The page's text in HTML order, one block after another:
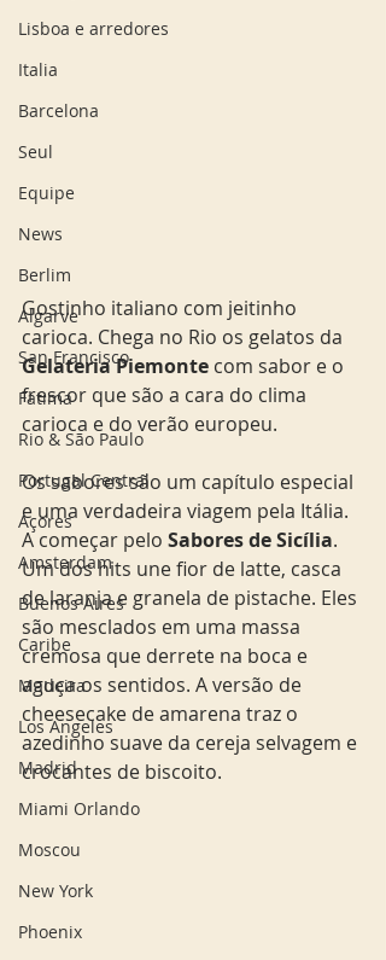
Lisboa e arredores
Italia
Barcelona
Seul
Equipe
News
Berlim
Algarve
San Francisco
Fatima
Rio & São Paulo
Portugal Central
Açores
Amsterdam
Buenos Aires
Caribe
Madeira
Los Angeles
Madrid
Miami Orlando
Moscou
New York
Phoenix
Gostinho italiano com jeitinho
carioca. Chega no Rio os gelatos da
Gelateria Piemonte com sabor e o
frescor que são a cara do clima
carioca e do verão europeu.
Os sabores são um capítulo especial
e uma verdadeira viagem pela Itália.
A começar pelo Sabores de Sicília.
Um dos hits une fior de latte, casca
de laranja e granela de pistache. Eles
são mesclados em uma massa
cremosa que derrete na boca e
aguça os sentidos. A versão de
cheesecake de amarena traz o
azedinho suave da cereja selvagem e
crocantes de biscoito.